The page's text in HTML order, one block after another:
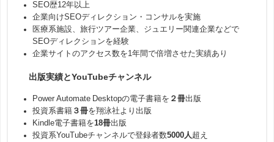
SEO歴12年以上
企業向けSEOディレクション・コンサルを実施
医療系施設、旅行ツアー企業、ジュエリー関連企業などで
SEOディレクションを経験
企業サイトのアクセス数を1年間で倍増させた実績あり
出版実績とYouTubeチャンネル
Power Automate Desktopの電子書籍を ２冊出版
投資系書籍 ３冊を翔泳社より出版
Kindle電子書籍を18冊出版
投資系YouTubeチャンネルで登録者数5000人 超え